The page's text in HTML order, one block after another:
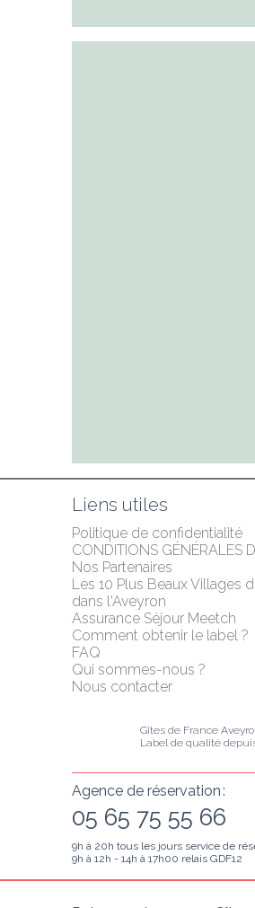
Liens utiles
Politique de confidentialité
CONDITIONS GÉNÉRALES
Nos Partenaires
Les 10 Plus Beaux Villages
dans l'Aveyron
Assurance Séjour Meetch
Comment obtenir le label ?
FAQ
Qui sommes-nous ?
Nous contacter
Gîtes de France
Label de qualité depuis
Agence de réservation :
05 65 75 55 66
9h à 20h tous les jours service de
9h à 12h - 14h à 17h00 relais GDF12